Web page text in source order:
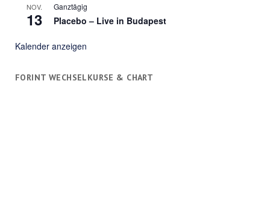
NOV.
13
Ganztägig
Placebo – Live in Budapest
Kalender anzeigen
FORINT WECHSELKURSE & CHART